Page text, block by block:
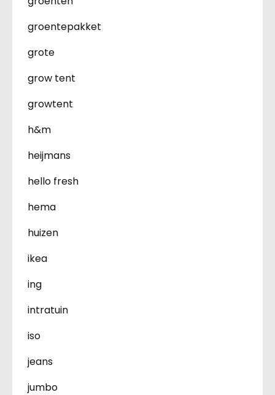
groentepakket
grote
grow tent
growtent
h&m
heijmans
hello fresh
hema
huizen
ikea
ing
intratuin
iso
jeans
jumbo